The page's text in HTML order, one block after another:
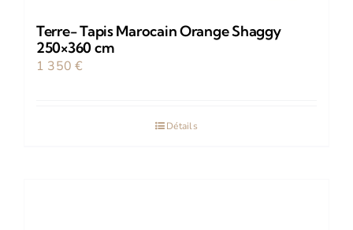
Terre- Tapis Marocain Orange Shaggy
250×360 cm
1 350€
Détails